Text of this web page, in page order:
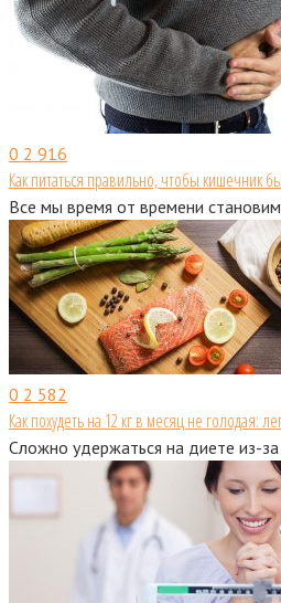
0 2 916
Как питаться правильно, чтобы кишечник
Все мы время от времени
0 2 582
Как похудеть на 12 кг в месяц не голодая:
Сложно удержаться на диете из-